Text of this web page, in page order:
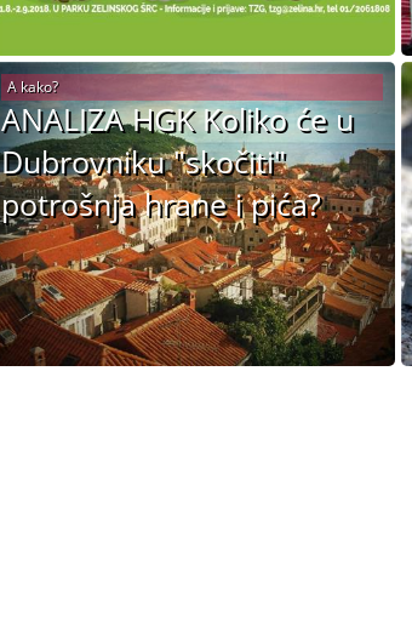
ANALIZA HGK Koliko će u
Dubrovniku "skočiti"
potrošnja hrane i pića?
A kako?